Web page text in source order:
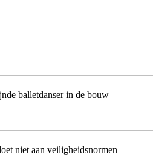
balletdanser in de bouw
niet aan veiligheidsnormen